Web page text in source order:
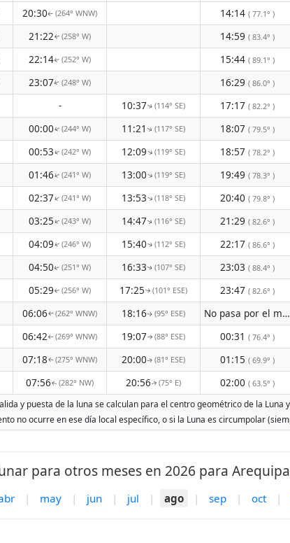
20:30↑(264° WNW) 14:14 ( 77.1° )
21:22↑(258° W) 14:59 ( 83.4° )
22:14↑(252° W) 15:44 ( 89.1° )
23:07↑(248° W) 16:29 ( 86.0° )
- 10:37↑(114° SE) 17:17 ( 82.2° )
00:00↑(244° W) 11:21 ↑(117° SE) 18:07 ( 79.5° )
00:53↑(242° W) 12:09↑(119° SE) 18:57 ( 78.2° )
01:46↑(241° W) 13:00↑(119° SE) 19:49 ( 78.3° )
02:37↑(241° W) 13:53↑(118° SE) 20:40 ( 79.8° )
03:25↑(243° W) 14:47↑(116° SE) 21:29 ( 82.6° )
04:09↑(246° W) 15:40↑(112° SE) 22:17 ( 86.6° )
04:50↑(251° W) 16:33↑(107° SE) 23:03 ( 88.4° )
05:29↑(256° W) 17:25↑(101° ESE) 23:47 ( 82.6° )
06:06↑(262° WNW) 18:16↑(95° ESE) No pasa por el meridiano
06:42↑(269° WNW) 19:07↑(88° ESE) 00:31 ( 76.4° )
07:18↑(275° WNW) 20:00↑(81° ESE) 01:15 ( 69.9° )
07:56↑(282° NW) 20:56↑(75° E) 02:00 ( 63.5° )
y puesta de la luna se calculan para el centro geométrico de la
no ocurre en ese día local específico, o si la Luna es circumpolar
para otros meses en 2026 para
| may | jun | jul | ago | sep | oct |